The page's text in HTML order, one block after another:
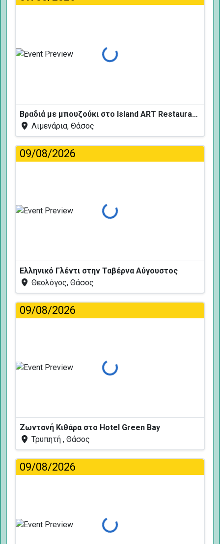
Φόρτωση...
Βραδιά με μπουζούκι στο Island ART Restaurant
Λιμενάρια, Θάσος
09/08/2026
Φόρτωση...
Ελληνικό Γλέντι στην Ταβέρνα Αύγουστος
Θεολόγος, Θάσος
09/08/2026
Φόρτωση...
Ζωντανή Κιθάρα στο Hotel Green Bay
Τρυπητή , Θάσος
09/08/2026
Φόρτωση...